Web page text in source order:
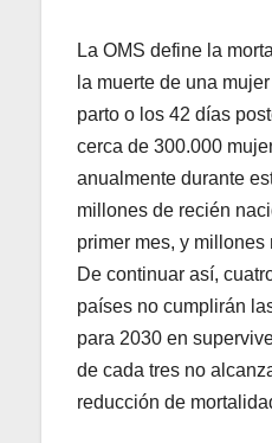
La OMS define la
la muerte de una
parto o los 42 días
cerca de 300.000
anualmente durante
millones de recién
primer mes, y millones
De continuar así,
países no cumplirán
para 2030 en
de cada tres no
reducción de